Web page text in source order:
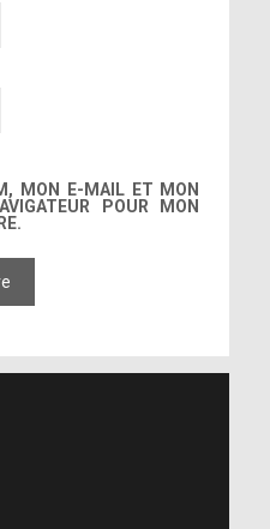
MON E-MAIL ET MON
POUR MON